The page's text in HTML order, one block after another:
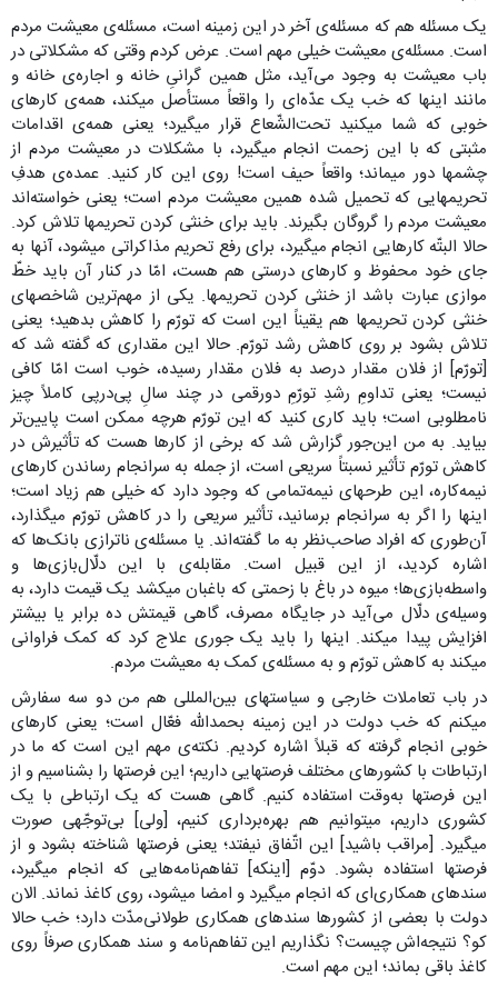
یک مسئله هم که مسئله‌ی آخر در این زمینه است، مسئله‌ی معیشت مردم
است. مسئله‌ی معیشت خیلی مهم است. عرض کردم وقتی که مشکلاتی در
باب معیشت به وجود می‌آید، مثل همین گرانیِ خانه و اجاره‌ی خانه و
مانند اینها که خب یک عدّه‌ای را واقعاً مستأصل میکند، همه‌ی کارهای
خوبی که شما میکنید تحت‌الشّعاع قرار میگیرد؛ یعنی همه‌ی اقدامات
مثبتی که با این زحمت انجام میگیرد، با مشکلات در معیشت مردم از
چشمها دور میماند؛ واقعاً حیف است! روی این کار کنید. عمده‌ی هدفِ
تحریمهایی که تحمیل شده همین معیشت مردم است؛ یعنی خواسته‌اند
معیشت مردم را گروگان بگیرند. باید برای خنثی کردن تحریمها تلاش کرد.
حالا البتّه کارهایی انجام میگیرد، برای رفع تحریم مذاکراتی میشود، آنها به
جای خود محفوظ و کارهای درستی هم هست، امّا در کنار آن باید خطّ
موازی عبارت باشد از خنثی کردن تحریمها. یکی از مهم‌ترین شاخصهای
خنثی کردن تحریمها هم یقیناً این است که تورّم را کاهش بدهید؛‌ یعنی
تلاش بشود بر روی کاهش رشد تورّم. حالا این مقداری که گفته شد که
[تورّم] از فلان مقدار درصد به فلان مقدار رسیده، خوب است امّا کافی
نیست؛ یعنی تداومِ رشدِ تورّمِ دورقمی در چند سالِ پی‌درپی کاملاً چیز
نامطلوبی است؛ باید کاری کنید که این تورّم هرچه ممکن است پایین‌تر
بیاید. به من این‌جور گزارش شد که برخی از کارها هست که تأثیرش در
کاهش تورّم تأثیر نسبتاً سریعی است، از جمله به سرانجام رساندن کارهای
نیمه‌کاره، این طرحهای نیمه‌تمامی که وجود دارد که خیلی هم زیاد است؛
اینها را اگر به سرانجام برسانید، تأثیر سریعی را در کاهش تورّم میگذارد،
آن‌طوری که افراد صاحب‌نظر به ما گفته‌اند. یا مسئله‌ی ناترازی بانک‌ها که
اشاره کردید، از این قبیل است. مقابله‌ی با این دلّال‌بازی‌ها و
واسطه‌بازی‌ها؛ میوه در باغ با زحمتی که باغبان میکشد یک قیمت دارد، به
وسیله‌ی دلّال می‌آید در جایگاه مصرف، گاهی قیمتش ده برابر یا بیشتر
افزایش پیدا میکند. اینها را باید یک‌ جوری علاج کرد که کمک فراوانی
میکند به کاهش تورّم و به مسئله‌ی کمک به معیشت مردم.
در باب تعاملات خارجی و سیاستهای بین‌المللی هم من دو سه سفارش
میکنم که خب دولت در این زمینه بحمدالله فعّال است؛ یعنی کارهای
خوبی انجام گرفته که قبلاً اشاره کردیم. نکته‌ی مهم این است که ما در
ارتباطات با کشورهای مختلف فرصتهایی داریم؛ این فرصتها را بشناسیم و از
این فرصتها به‌وقت استفاده کنیم. گاهی هست که یک ارتباطی با یک
کشوری داریم، میتوانیم هم بهره‌برداری کنیم، [ولی] بی‌توجّهی صورت
میگیرد. [مراقب باشید] این اتّفاق نیفتد؛ یعنی فرصتها شناخته بشود و از
فرصتها استفاده بشود. دوّم [اینکه] تفاهم‌نامه‌هایی که انجام میگیرد،
سندهای همکاری‌ای که انجام میگیرد و امضا میشود، روی کاغذ نماند. الان
دولت با بعضی از کشورها سندهای همکاری طولانی‌مدّت دارد؛ خب حالا
کو؟ نتیجه‌اش چیست؟ نگذاریم این تفاهم‌نامه و سند همکاری صرفاً روی
کاغذ باقی بماند؛ این مهم است.